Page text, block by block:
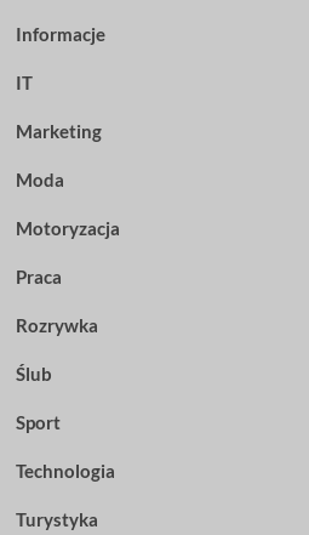
Informacje
IT
Marketing
Moda
Motoryzacja
Praca
Rozrywka
Ślub
Sport
Technologia
Turystyka